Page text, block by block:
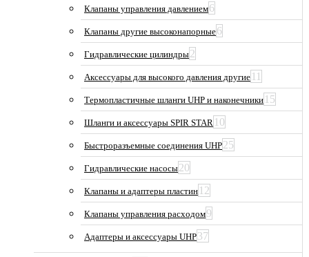
Клапаны управления давлением6
Клапаны другие высоконапорные6
Гидравлические цилиндры2
Аксессуары для высокого давления другие 11
Термопластичные шланги UHP и наконечники 15
Шланги и аксессуары SPIR STAR 10
Быстроразъемные соединения UHP25
Гидравлические насосы20
Клапаны и адаптеры пластин 12
Клапаны управления расходом9
Адаптеры и аксессуары UHP37